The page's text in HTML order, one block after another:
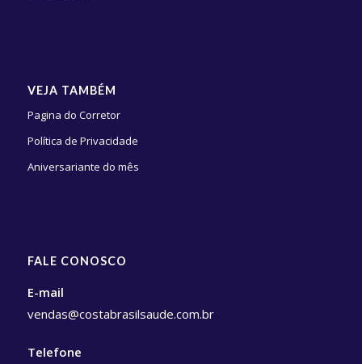
VEJA TAMBÉM
Pagina do Corretor
Política de Privacidade
Aniversariante do mês
FALE CONOSCO
E-mail
vendas@costabrasilsaude.com.br
Telefone